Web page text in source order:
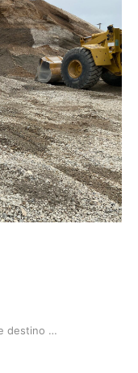
Reciclagem redefine destino do entulho nas cidades